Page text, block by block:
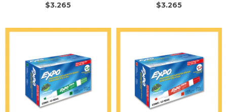
$3.265 $3.265